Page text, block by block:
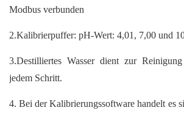
Modbus verbunden
2.Kalibrierpuffer: pH-Wert: 4,01, 7,00 und
3.Destilliertes Wasser dient zur
jedem Schritt.
4. Bei der Kalibrierungssoftware handelt es